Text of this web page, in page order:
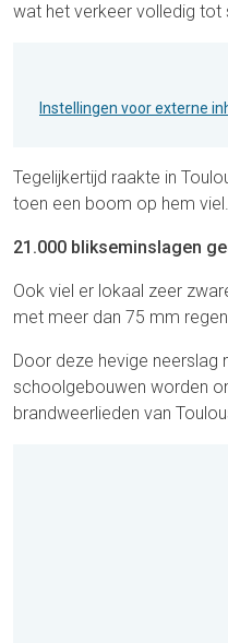
wat het verkeer volledig tot
Instellingen voor externe
Tegelijkertijd raakte in
toen een boom op hem viel.
21.000 blikseminslagen
Ook viel er lokaal zeer
met meer dan 75 mm
Door deze hevige
schoolgebouwen worden
brandweerlieden van